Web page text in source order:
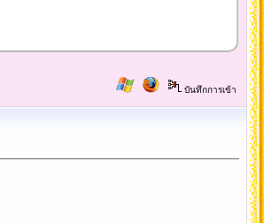
บันทึกการเข้า